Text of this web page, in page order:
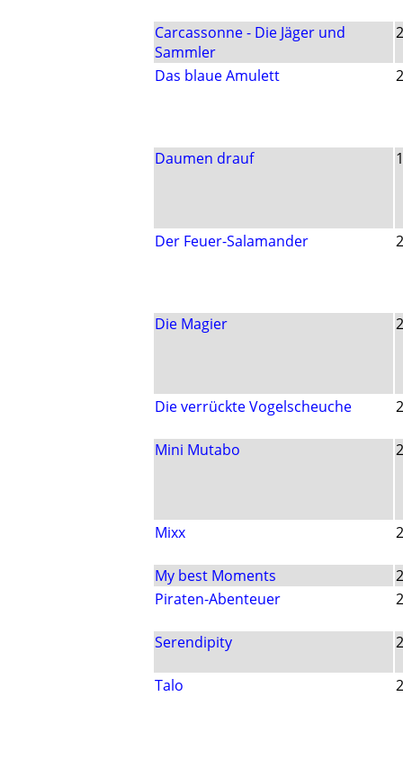
Carcassonne - Die Jäger und
Sammler
Das blaue Amulett
Daumen drauf
Der Feuer-Salamander
Die Magier
Die verrückte Vogelscheuche
Mini Mutabo
Mixx
My best Moments
Piraten-Abenteuer
Serendipity
Talo